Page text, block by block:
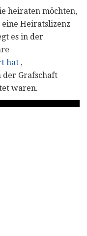
heiraten möchten,
Heiratslizenz
es in der
hat ,
der Grafschaft
waren.